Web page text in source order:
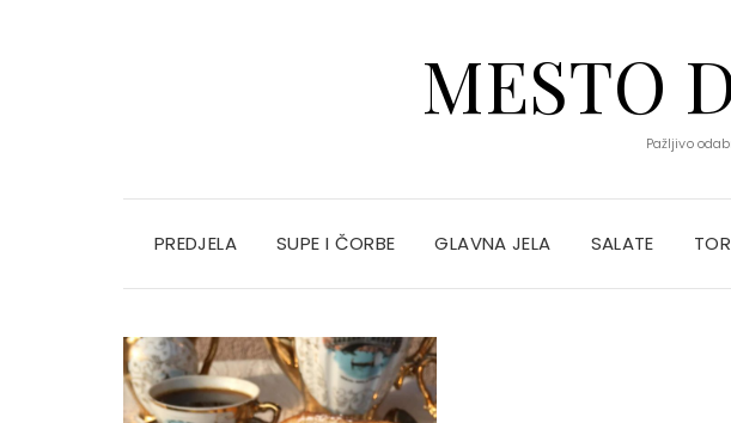
MESTO
Pažljivo
PREDJELA SUPE I ČORBE GLAVNA JELA SALATE